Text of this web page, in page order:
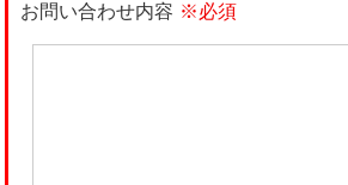
お問い合わせ内容 ※必須